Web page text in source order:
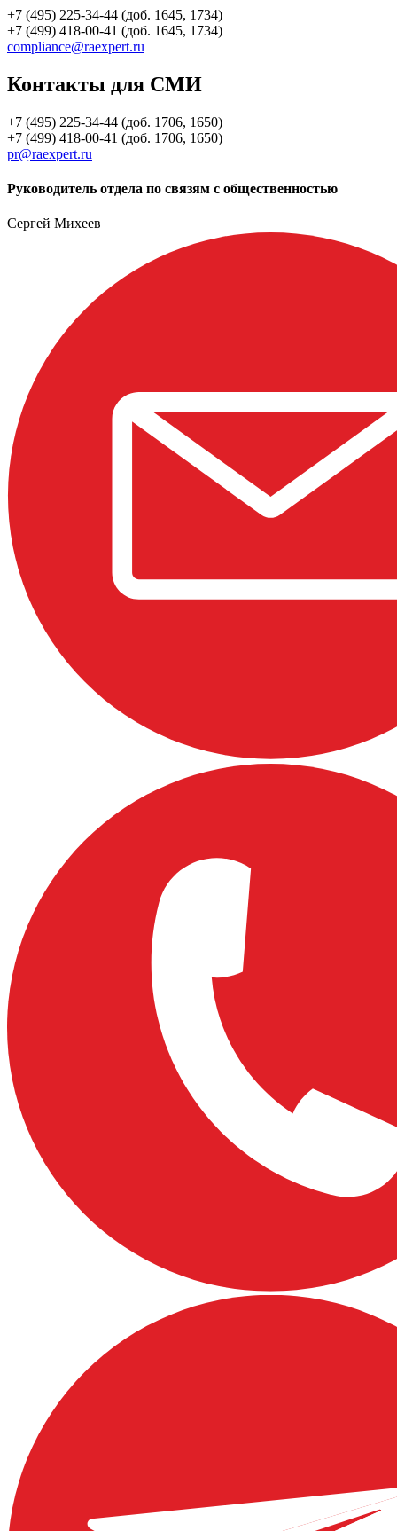
+7 (495) 225-34-44 (доб. 1645, 1734)
+7 (499) 418-00-41 (доб. 1645, 1734)
compliance@raexpert.ru
Контакты для СМИ
+7 (495) 225-34-44 (доб. 1706, 1650)
+7 (499) 418-00-41 (доб. 1706, 1650)
pr@raexpert.ru
Руководитель отдела по связям с общественностью
Сергей Михеев